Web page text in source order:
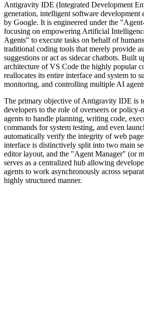
Antigravity IDE (Integrated Development
generation, intelligent software development
by Google. It is engineered under the
focusing on empowering Artificial
Agents" to execute tasks on behalf of
traditional coding tools that merely provide
suggestions or act as sidecar chatbots. Built
architecture of VS Code the highly popular
reallocates its entire interface and system to
monitoring, and controlling multiple AI
The primary objective of Antigravity IDE is
developers to the role of overseers or
agents to handle planning, writing code,
commands for system testing, and even
automatically verify the integrity of web
interface is distinctively split into two main
editor layout, and the "Agent Manager" (or
serves as a centralized hub allowing
agents to work asynchronously across
highly structured manner.